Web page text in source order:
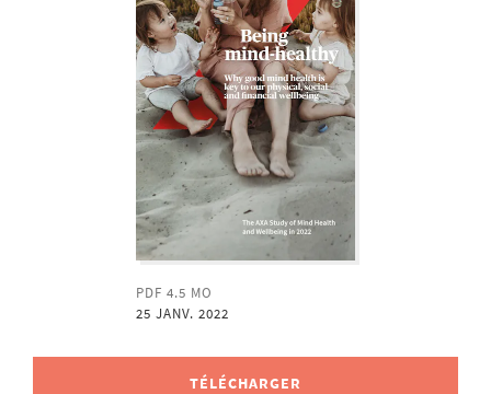
TÉLÉCHARGER
PDF 4.5 MO
25 JANV. 2022